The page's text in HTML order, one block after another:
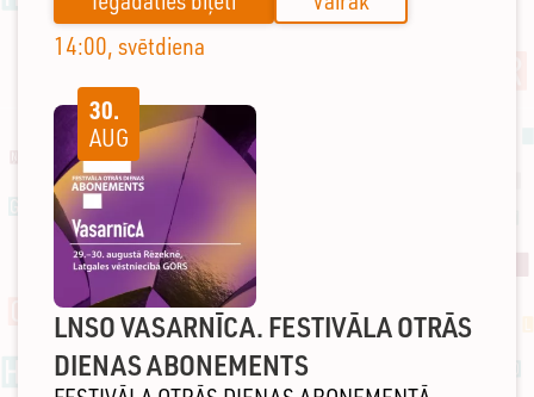
14:00, svētdiena
LNSO VASARNĪCA. FESTIVĀLA OTRĀS
DIENAS ABONEMENTS
30.
AUG